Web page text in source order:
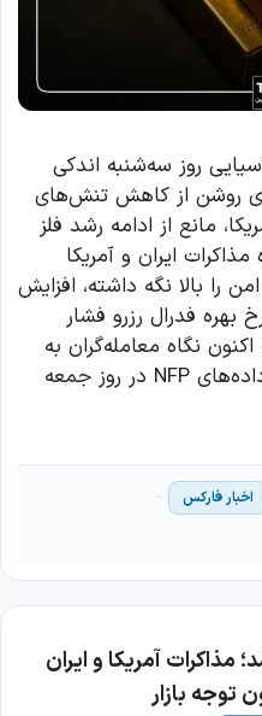
روز سه‌شنبه اندکی
روشن از کاهش تنش‌های
مانع از ادامه رشد فلز
ایران و آمریکا
را بالا نگه داشته، افزایش
فدرال رزرو فشار
نگاه معامله‌گران به
گزارش اشتغال آمریکا و به‌ویژه داده‌های NFP در روز جمعه
اخبار فارکس
مذاکرات آمریکا و ایران
توجه بازار